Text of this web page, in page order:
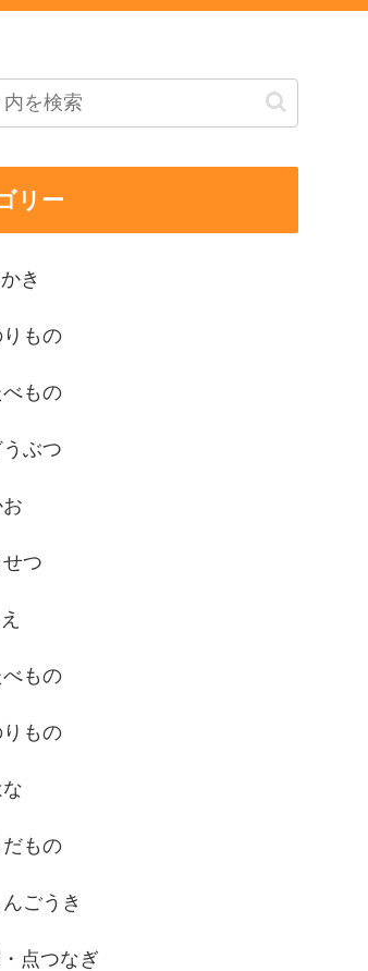
リー
き
もの
べもの
うぶつ
せつ
べもの
もの
だもの
んごうき
点つなぎ